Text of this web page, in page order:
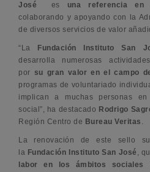
José
es una referencia en
colaborando y apoyando con la
de diversos servicios de valor
“La Fundación Instituto San
desarrolla numerosas
por su gran valor en el campo
programas de voluntariado
implican a muchas personas
social”, ha destacado Rodrigo
Región Centro de Bureau Veritas .
La renovación de este sello
la Fundación Instituto San José ,
labor en los ámbitos sociales